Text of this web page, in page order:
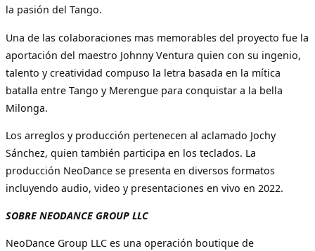
la pasión del Tango.
Una de las colaboraciones mas memorables del proyecto fue la
aportación del maestro Johnny Ventura quien con su ingenio,
talento y creatividad compuso la letra basada en la mítica
batalla entre Tango y Merengue para conquistar a la bella
Milonga.
Los arreglos y producción pertenecen al aclamado Jochy
Sánchez, quien también participa en los teclados. La
producción NeoDance se presenta en diversos formatos
incluyendo audio, video y presentaciones en vivo en 2022.
SOBRE NEODANCE GROUP LLC
NeoDance Group LLC es una operación boutique de